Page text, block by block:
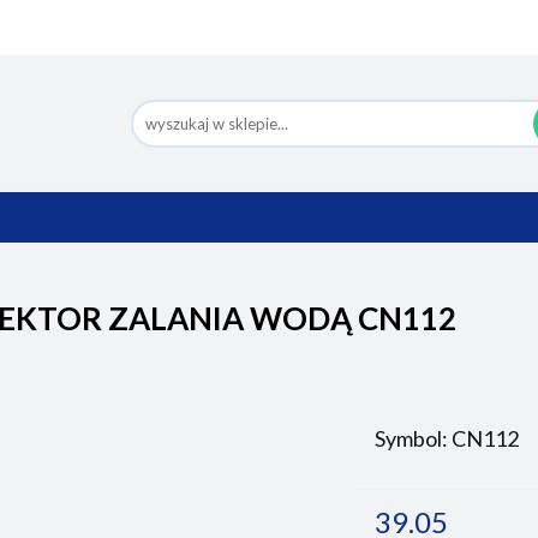
ZALANIA WODĄ CN112
Symbol: CN112
39.05